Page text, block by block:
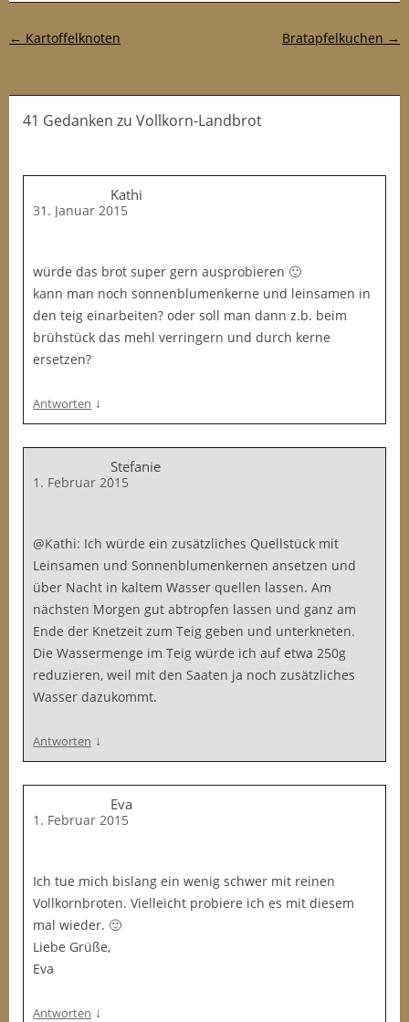
Post-Navigation
← Kartoffelknoten Bratapfelkuchen →
41 Gedanken zu Vollkorn-Landbrot
Kathi
31. Januar 2015
würde das brot super gern ausprobieren 🙂
kann man noch sonnenblumenkerne und leinsamen in
den teig einarbeiten? oder soll man dann z.b. beim
brühstück das mehl verringern und durch kerne
ersetzen?
Antworten ↓
Stefanie
1. Februar 2015
@Kathi: Ich würde ein zusätzliches Quellstück mit
Leinsamen und Sonnenblumenkernen ansetzen und
über Nacht in kaltem Wasser quellen lassen. Am
nächsten Morgen gut abtropfen lassen und ganz am
Ende der Knetzeit zum Teig geben und unterkneten.
Die Wassermenge im Teig würde ich auf etwa 250g
reduzieren, weil mit den Saaten ja noch zusätzliches
Wasser dazukommt.
Antworten ↓
Eva
1. Februar 2015
Ich tue mich bislang ein wenig schwer mit reinen
Vollkornbroten. Vielleicht probiere ich es mit diesem
mal wieder. 🙂
Liebe Grüße,
Eva
Antworten ↓